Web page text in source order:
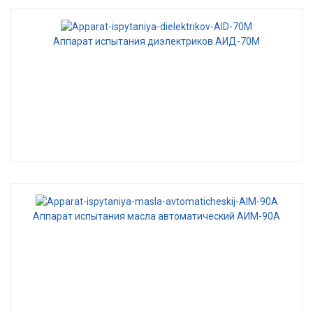
Аппарат испытания диэлектриков АИД-70М
Аппарат испытания масла автоматический АИМ-90А